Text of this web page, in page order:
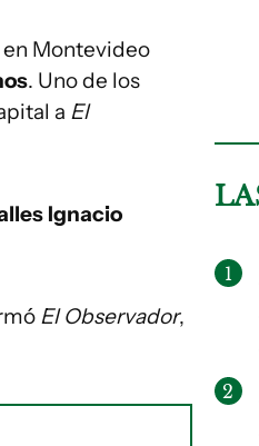
Montevideo
. Uno de los
a El
Ignacio
El Observador,